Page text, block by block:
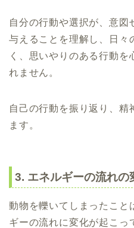
自分の行動や選択が、意図
与えることを理解し、日々
く、思いやりのある行動を
れません。
自己の行動を振り返り、精
ます。
3. エネルギーの流れの
動物を轢いてしまったこと
ギーの流れに変化が起こっ